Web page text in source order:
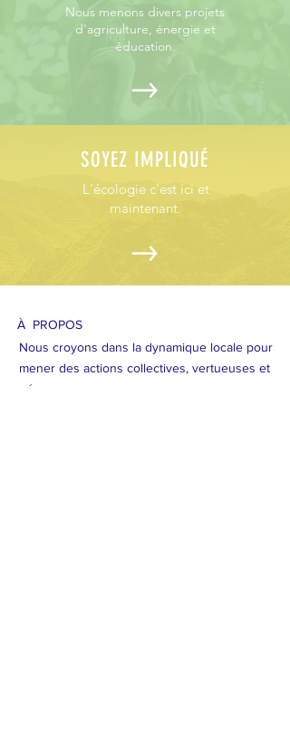
Nous menons divers projets
d'agriculture, énergie et
éducation.
SOYEZ IMPLIQUÉ
L'écologie c'est ici et
maintenant.
À PROPOS
Nous croyons dans la dynamique locale pour
mener des actions collectives, vertueuses et
pérennes.